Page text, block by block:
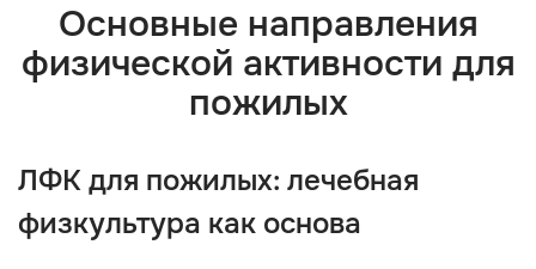
Основные направления
физической активности для
пожилых
ЛФК для пожилых: лечебная
физкультура как основа